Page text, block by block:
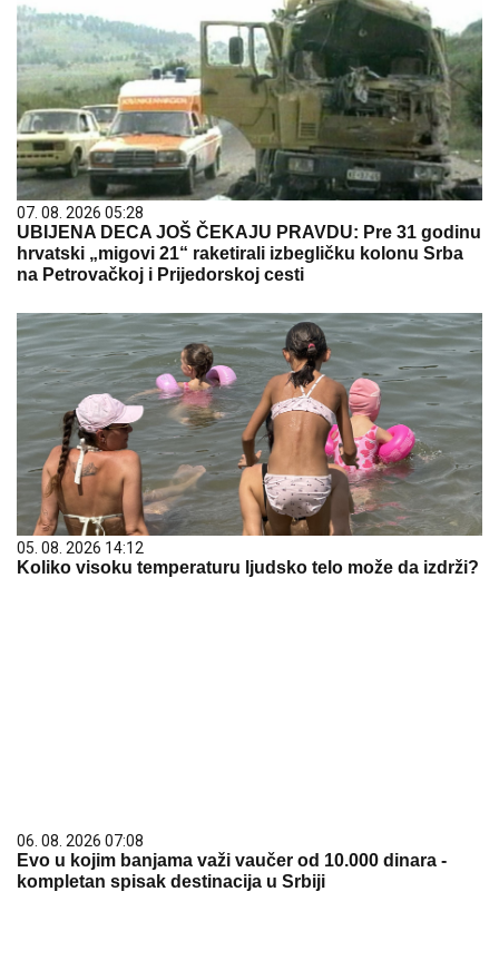
07. 08. 2026 05:28
UBIJENA DECA JOŠ ČEKAJU PRAVDU: Pre 31 godinu
hrvatski „migovi 21“ raketirali izbegličku kolonu Srba
na Petrovačkoj i Prijedorskoj cesti
05. 08. 2026 14:12
Koliko visoku temperaturu ljudsko telo može da izdrži?
06. 08. 2026 07:08
Evo u kojim banjama važi vaučer od 10.000 dinara -
kompletan spisak destinacija u Srbiji